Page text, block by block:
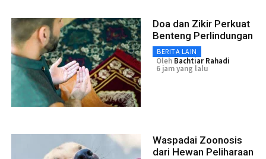
Doa dan Zikir Perkuat
Benteng Perlindungan
BERITA LAIN
Oleh Bachtiar Rahadi
6 jam yang lalu
Waspadai Zoonosis
dari Hewan Peliharaan